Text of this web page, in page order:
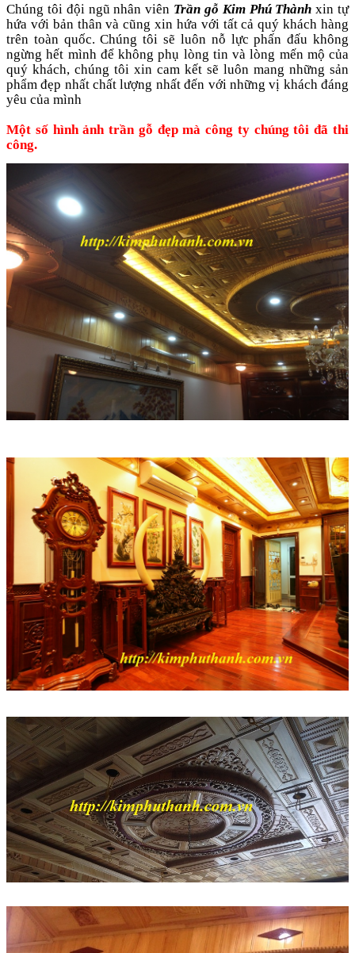
Chúng tôi đội ngũ nhân viên Trần gỗ Kim Phú Thành xin tự
hứa với bản thân và cũng xin hứa với tất cả quý khách hàng
trên toàn quốc. Chúng tôi sẽ luôn nỗ lực phấn đấu không
ngừng hết mình để không phụ lòng tin và lòng mến mộ của
quý khách, chúng tôi xin cam kết sẽ luôn mang những sản
phẩm đẹp nhất chất lượng nhất đến với những vị khách đáng
yêu của mình
Một số hình ảnh trần gỗ đẹp mà công ty chúng tôi đã thi
công.